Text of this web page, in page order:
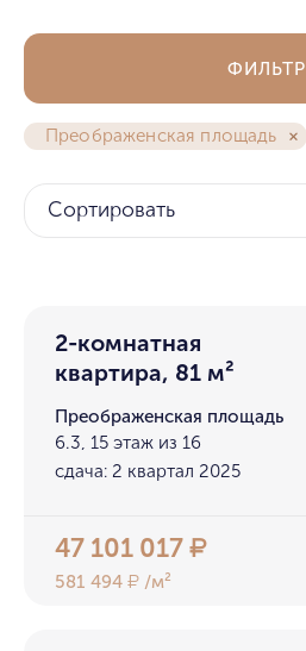
Преображенская площадь
ФИЛЬТР
Сортировать
2-комнатная
квартира, 81 м²
Преображенская площадь
6.3, 15 этаж из 16
сдача: 2 квартал 2025
47 101 017₽
581 494₽ /м²